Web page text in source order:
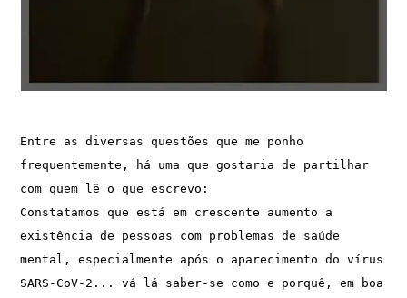
Entre as diversas questões que me ponho
frequentemente, há uma que gostaria de partilhar
com quem lê o que escrevo:
Constatamos que está em crescente aumento a
existência de pessoas com problemas de saúde
mental, especialmente após o aparecimento do vírus
SARS-CoV-2... vá lá saber-se como e porquê, em boa